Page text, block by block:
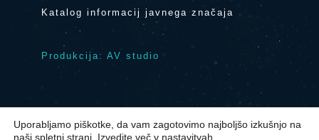
Katalog informacij javnega značaja
Produkcija: AV studio
© 2024 Center Noordung Vitanje| Kontakt
Uporabljamo piškotke, da vam zagotovimo najboljšo izkušnjo na
naši spletni strani. Izvedite več v nastavitvah